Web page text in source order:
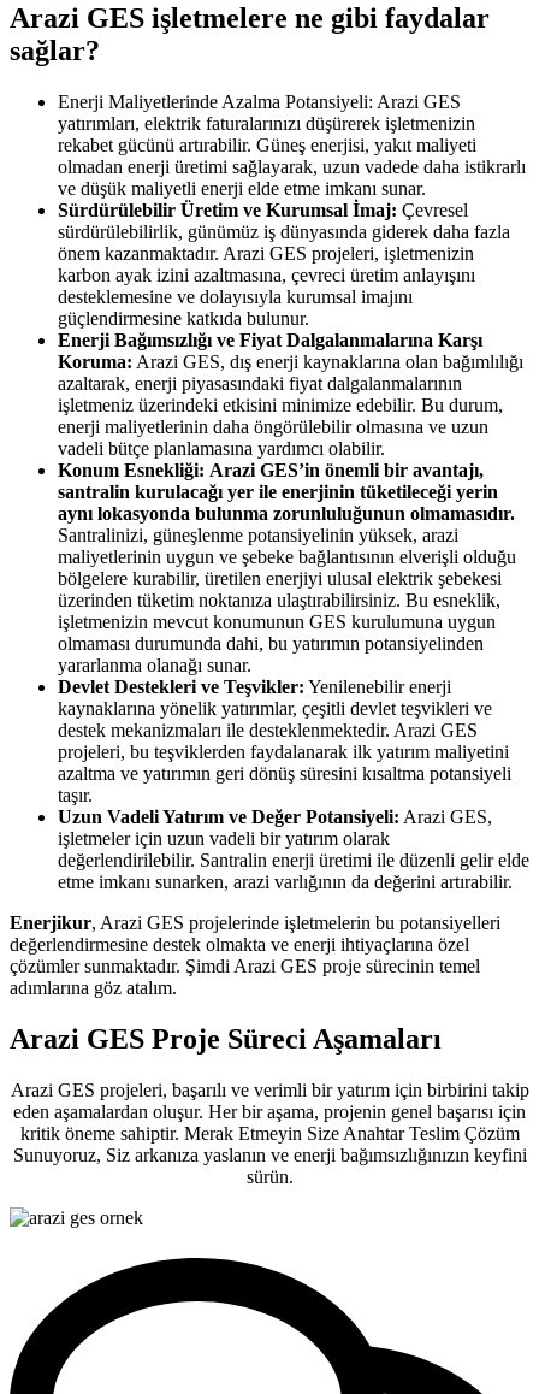
Arazi GES işletmelere ne gibi faydalar
sağlar?
Enerji Maliyetlerinde Azalma Potansiyeli: Arazi GES
yatırımları, elektrik faturalarınızı düşürerek işletmenizin
rekabet gücünü artırabilir. Güneş enerjisi, yakıt maliyeti
olmadan enerji üretimi sağlayarak, uzun vadede daha istikrarlı
ve düşük maliyetli enerji elde etme imkanı sunar.
Sürdürülebilir Üretim ve Kurumsal İmaj: Çevresel
sürdürülebilirlik, günümüz iş dünyasında giderek daha fazla
önem kazanmaktadır. Arazi GES projeleri, işletmenizin
karbon ayak izini azaltmasına, çevreci üretim anlayışını
desteklemesine ve dolayısıyla kurumsal imajını
güçlendirmesine katkıda bulunur.
Enerji Bağımsızlığı ve Fiyat Dalgalanmalarına Karşı
Koruma: Arazi GES, dış enerji kaynaklarına olan bağımlılığı
azaltarak, enerji piyasasındaki fiyat dalgalanmalarının
işletmeniz üzerindeki etkisini minimize edebilir. Bu durum,
enerji maliyetlerinin daha öngörülebilir olmasına ve uzun
vadeli bütçe planlamasına yardımcı olabilir.
Konum Esnekliği: Arazi GES’in önemli bir avantajı,
santralin kurulacağı yer ile enerjinin tüketileceği yerin
aynı lokasyonda bulunma zorunluluğunun olmamasıdır.
Santralinizi, güneşlenme potansiyelinin yüksek, arazi
maliyetlerinin uygun ve şebeke bağlantısının elverişli olduğu
bölgelere kurabilir, üretilen enerjiyi ulusal elektrik şebekesi
üzerinden tüketim noktanıza ulaştırabilirsiniz. Bu esneklik,
işletmenizin mevcut konumunun GES kurulumuna uygun
olmaması durumunda dahi, bu yatırımın potansiyelinden
yararlanma olanağı sunar.
Devlet Destekleri ve Teşvikler: Yenilenebilir enerji
kaynaklarına yönelik yatırımlar, çeşitli devlet teşvikleri ve
destek mekanizmaları ile desteklenmektedir. Arazi GES
projeleri, bu teşviklerden faydalanarak ilk yatırım maliyetini
azaltma ve yatırımın geri dönüş süresini kısaltma potansiyeli
taşır.
Uzun Vadeli Yatırım ve Değer Potansiyeli: Arazi GES,
işletmeler için uzun vadeli bir yatırım olarak
değerlendirilebilir. Santralin enerji üretimi ile düzenli gelir elde
etme imkanı sunarken, arazi varlığının da değerini artırabilir.
Enerjikur, Arazi GES projelerinde işletmelerin bu potansiyelleri
değerlendirmesine destek olmakta ve enerji ihtiyaçlarına özel
çözümler sunmaktadır. Şimdi Arazi GES proje sürecinin temel
adımlarına göz atalım.
Arazi GES Proje Süreci Aşamaları
Arazi GES projeleri, başarılı ve verimli bir yatırım için birbirini takip
eden aşamalardan oluşur. Her bir aşama, projenin genel başarısı için
kritik öneme sahiptir. Merak Etmeyin Size Anahtar Teslim Çözüm
Sunuyoruz, Siz arkanıza yaslanın ve enerji bağımsızlığınızın keyfini
sürün.